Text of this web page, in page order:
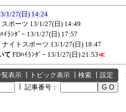
1/27(日) 14:24
ポーツ 13/1/27(日) 14:49
ｲﾗﾝﾀﾞｰ 13/1/27(日) 17:57
ナイトスポーツ 13/1/27(日) 18:47
て FDﾊｲﾗﾝﾀﾞｰ 13/1/27(日) 21:53≪
覧表示 トピック表示 検索 設定
記事番号：